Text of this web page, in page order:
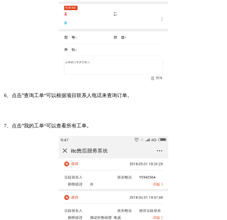
6、点击”查询工单“可以根据项目联系人电话来查询订单。
7、点击”我的工单“可以查看所有工单。